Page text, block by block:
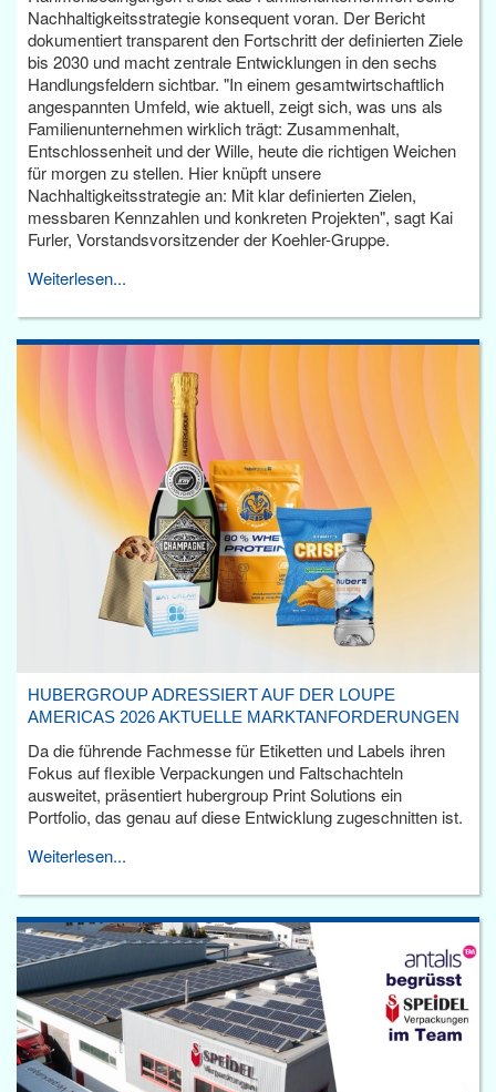
Nachhaltigkeitsstrategie konsequent voran. Der Bericht
dokumentiert transparent den Fortschritt der definierten Ziele
bis 2030 und macht zentrale Entwicklungen in den sechs
Handlungsfeldern sichtbar. "In einem gesamtwirtschaftlich
angespannten Umfeld, wie aktuell, zeigt sich, was uns als
Familienunternehmen wirklich trägt: Zusammenhalt,
Entschlossenheit und der Wille, heute die richtigen Weichen
für morgen zu stellen. Hier knüpft unsere
Nachhaltigkeitsstrategie an: Mit klar definierten Zielen,
messbaren Kennzahlen und konkreten Projekten", sagt Kai
Furler, Vorstandsvorsitzender der Koehler-Gruppe.
Weiterlesen...
HUBERGROUP ADRESSIERT AUF DER LOUPE
AMERICAS 2026 AKTUELLE MARKTANFORDERUNGEN
Da die führende Fachmesse für Etiketten und Labels ihren
Fokus auf flexible Verpackungen und Faltschachteln
ausweitet, präsentiert hubergroup Print Solutions ein
Portfolio, das genau auf diese Entwicklung zugeschnitten ist.
Weiterlesen...